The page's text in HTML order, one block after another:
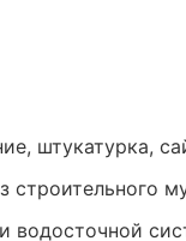
штукатурка,
строительного
водосточной